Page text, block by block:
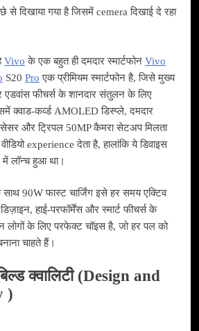
Vivo के एक बहुत ही दमदार स्मार्टफोन Vivo
S20 Pro एक प्रीमियम स्मार्टफोन है, जिसे मुख्य
एडवांस फीचर्स के शानदार संतुलन के लिए
क्वाड‑कर्व्ड AMOLED डिस्प्ले, दमदार
और ट्रिपल 50MP कैमरा सेटअप मिलता
experience देता है, हालांकि ये डिवाइस
लॉन्च हुआ था।
90W फास्ट चार्जिंग इसे हर समय एक्टिव
हाई‑परफॉर्मेंस और स्मार्ट फीचर्स के
के लिए परफेक्ट चॉइस है, जो हर पल को
चाहते हैं।
क्वालिटी (Design and
)